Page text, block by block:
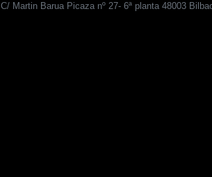
C/ Martin Barua Picaza nº 27- 6ª planta 48003